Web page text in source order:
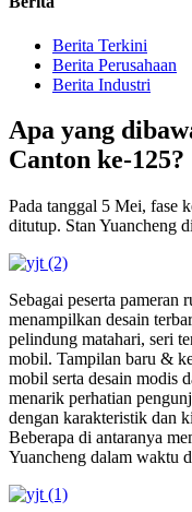
Berita Terkini
Berita Perusahaan
Berita Industri
Apa yang
Canton ke-125?
Pada tanggal 5 Mei, fase
ditutup. Stan Yuancheng
Sebagai peserta pameran
menampilkan desain
pelindung matahari, seri
mobil. Tampilan baru &
mobil serta desain modis
menarik perhatian
dengan karakteristik dan
Beberapa di antaranya
Yuancheng dalam waktu